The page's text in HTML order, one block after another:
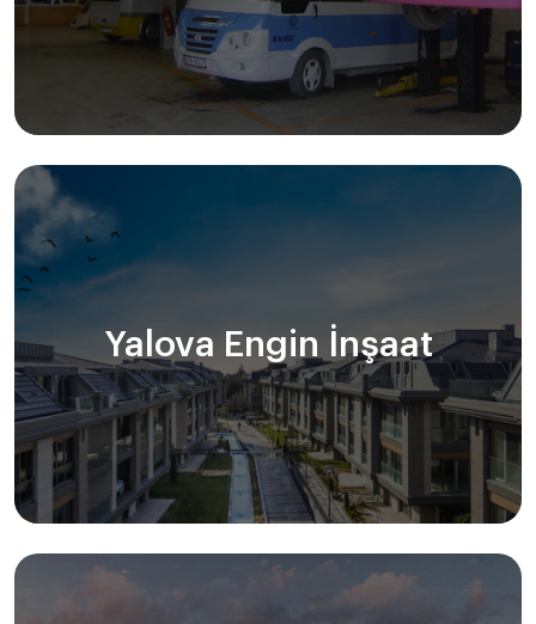
Yalova Engin İnşaat